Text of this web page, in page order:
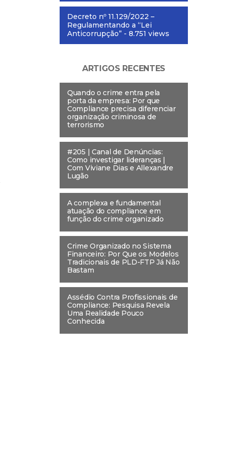
Decreto nº 11.129/2022 –
Regulamentando a “Lei
Anticorrupção” - 8.751 views
ARTIGOS RECENTES
Quando o crime entra pela
porta da empresa: Por que
Compliance precisa diferenciar
organização criminosa de
terrorismo
#205 | Canal de Denúncias:
Como investigar lideranças |
Com Viviane Dias e Allexandre
Lugão
A complexa e fundamental
atuação do compliance em
função do crime organizado
Crime Organizado no Sistema
Financeiro: Por Que os Modelos
Tradicionais de PLD-FTP Já Não
Bastam
Assédio Contra Profissionais de
Compliance: Pesquisa Revela
Uma Realidade Pouco
Conhecida